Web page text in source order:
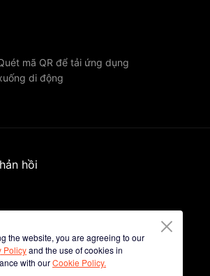
the website, you are agreeing to our
Policyand the use of cookies in
with ourCookie Policy.
mã QR để tải ứng dụng
di động
hồi